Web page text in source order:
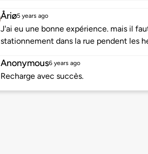
Åriø5 years ago
J'ai eu une bonne expérience. mais il
stationnement dans la rue pendent les
Anonymous6 years ago
Recharge avec succès.